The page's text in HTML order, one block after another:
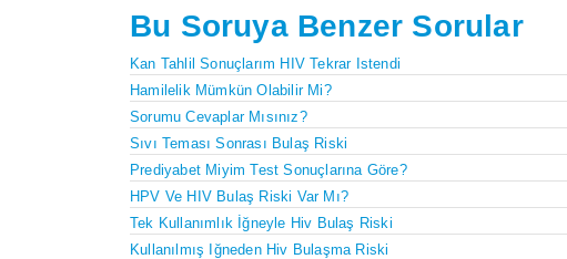
Bu Soruya Benzer Sorular
Kan Tahlil Sonuçlarım HIV Tekrar Istendi
Hamilelik Mümkün Olabilir Mi?
Sorumu Cevaplar Mısınız?
Sıvı Teması Sonrası Bulaş Riski
Prediyabet Miyim Test Sonuçlarına Göre?
HPV Ve HIV Bulaş Riski Var Mı?
Tek Kullanımlık İğneyle Hiv Bulaş Riski
Kullanılmış Iğneden Hiv Bulaşma Riski